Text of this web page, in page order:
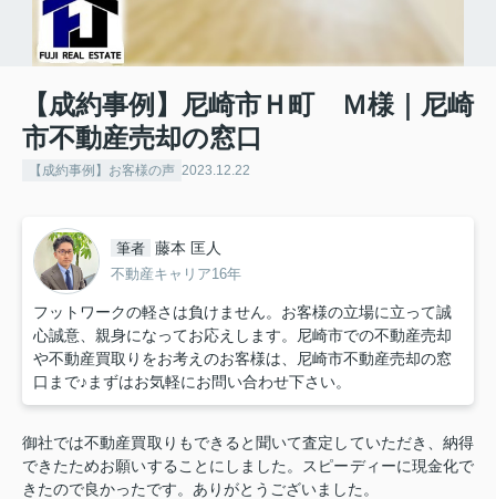
【成約事例】尼崎市Ｈ町 Ｍ様｜尼崎
市不動産売却の窓口
【成約事例】お客様の声 2023.12.22
筆者 藤本 匡人
不動産キャリア16年
フットワークの軽さは負けません。お客様の立場に立って誠
心誠意、親身になってお応えします。尼崎市での不動産売却
や不動産買取りをお考えのお客様は、尼崎市不動産売却の窓
口まで♪まずはお気軽にお問い合わせ下さい。
御社では不動産買取りもできると聞いて査定していただき、納得
できたためお願いすることにしました。スピーディーに現金化で
きたので良かったです。ありがとうございました。